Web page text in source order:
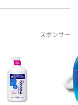
スポンサー